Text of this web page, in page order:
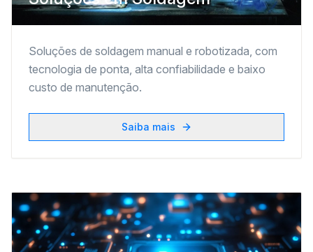
Soluções de soldagem manual e robotizada, com
tecnologia de ponta, alta confiabilidade e baixo
custo de manutenção.
Saiba mais